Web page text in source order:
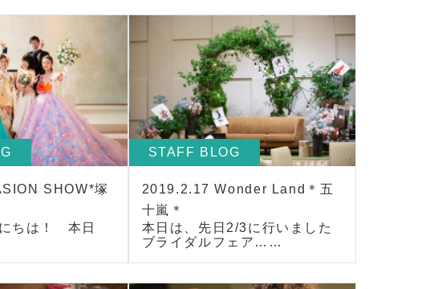
SHOW*塚
ちは！ 本日
STAFF BLOG
2019.2.17 Wonder Land＊五
十嵐＊
本日は、先日2/3に行いました
ブライダルフェア……